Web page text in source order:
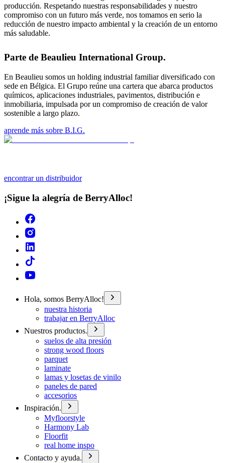
producción. Respetando nuestras responsabilidades y nuestro
compromiso con un futuro más verde, nos tomamos en serio la
reducción de nuestro impacto ambiental y la creación de un entorno
más saludable.
Parte de Beaulieu International Group.
En Beaulieu somos un holding industrial familiar diversificado con
sede en Bélgica. El Grupo reúne una cartera que abarca productos
químicos, aplicaciones industriales, pavimentos, distribución e
inmobiliaria, impulsada por un compromiso de creación de valor
sostenible a largo plazo.
aprende más sobre B.I.G.
encontrar un distribuidor
¡Sigue la alegría de BerryAlloc!
Hola, somos BerryAlloc!
nuestra historia
trabajar en BerryAlloc
Nuestros productos.
suelos de alta presión
strong wood floors
parquet
laminate
lamas y losetas de vinilo
paneles de pared
accesorios
Inspiración.
Myfloorstyle
Harmony Lab
Floorfit
real home inspo
Contacto y ayuda.